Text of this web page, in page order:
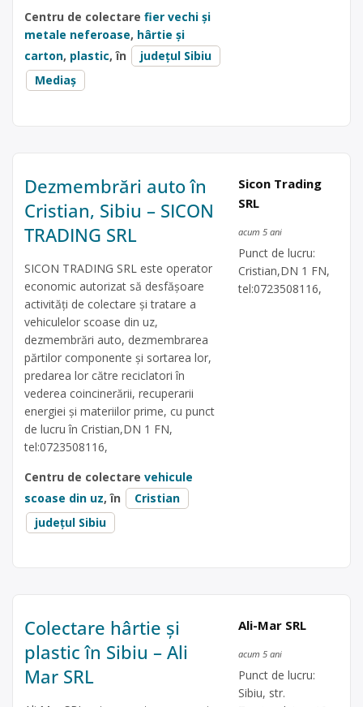
Centru de colectare fier vechi și
metale neferoase, hârtie și
carton, plastic, în
județul Sibiu
Mediaș
Dezmembrări auto în
Cristian, Sibiu – SICON
TRADING SRL
SICON TRADING SRL este operator
economic autorizat să desfăşoare
activităţi de colectare şi tratare a
vehiculelor scoase din uz,
dezmembrări auto, dezmembrarea
părtilor componente și sortarea lor,
predarea lor către reciclatori în
vederea coincinerării, recuperarii
energiei și materiilor prime, cu punct
de lucru în Cristian,DN 1 FN,
tel:0723508116,
Centru de colectare vehicule
scoase din uz, în
Cristian
județul Sibiu
Sicon Trading
SRL
acum 5 ani
Punct de lucru:
Cristian,DN 1 FN,
tel:0723508116,
Colectare hârtie și
plastic în Sibiu – Ali
Mar SRL
Ali-Mar SRL
acum 5 ani
Punct de lucru:
Sibiu, str.